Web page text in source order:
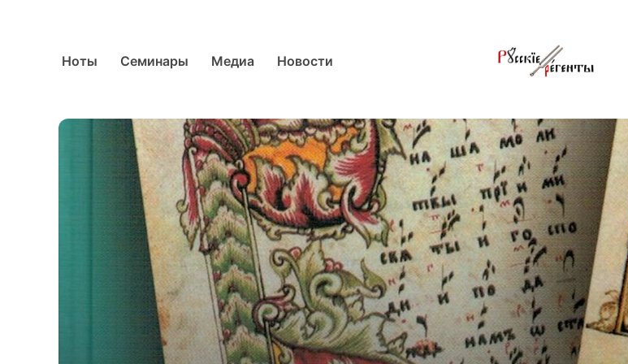
Ноты Семинары Медиа Новости